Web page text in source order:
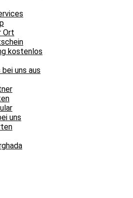
Ort
kostenlos
uns aus
uns